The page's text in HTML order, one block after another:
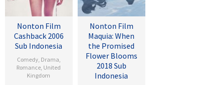
Nonton Film
Cashback 2006
Sub Indonesia
Comedy, Drama,
Romance, United
Kingdom
Nonton Film
Maquia: When
the Promised
Flower Blooms
2018 Sub
Indonesia